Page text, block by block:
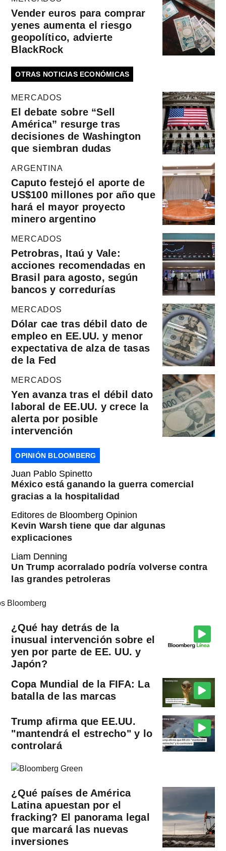
Vender euros para comprar
yenes aumenta el riesgo
geopolítico, advierte
BlackRock
OTRAS NOTICIAS ECONÓMICAS
MERCADOS
El debate sobre “Sell
América” resurge tras
decisiones de Washington
que siembran dudas
ARGENTINA
Caputo festejó el aporte de
US$100 millones por año que
hará el mayor proyecto
minero argentino
MERCADOS
Petrobras, Itaú y Vale:
acciones recomendadas en
Brasil para agosto, según
bancos y corredurías
MERCADOS
Dólar cae tras débil dato de
empleo en EE.UU. y menor
expectativa de alza de tasas
de la Fed
MERCADOS
Yen avanza tras el débil dato
laboral de EE.UU. y crece la
alerta por posible
intervención
OPINIÓN BLOOMBERG
Juan Pablo Spinetto
México está ganando la guerra comercial
gracias a la hospitalidad
Editores de Bloomberg Opinion
Kevin Warsh tiene que dar algunas
explicaciones
Liam Denning
Un Trump acorralado podría volverse contra
las grandes petroleras
¿Qué hay detrás de la
inusual intervención sobre el
yen por parte de EE. UU. y
Japón?
Copa Mundial de la FIFA: La
batalla de las marcas
Trump afirma que EE.UU.
"mantendrá el estrecho" y lo
controlará
¿Qué países de América
Latina apuestan por el
fracking? El panorama legal
que marcará las nuevas
inversiones